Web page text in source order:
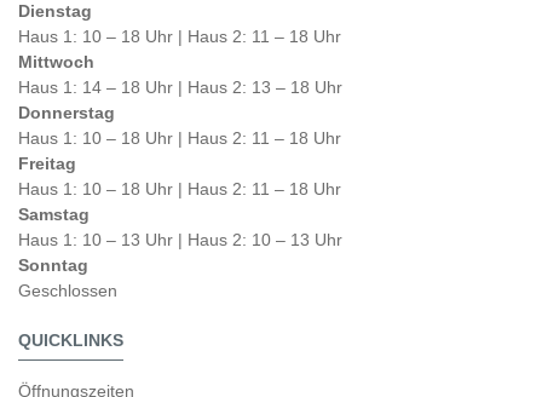
Dienstag
Haus 1: 10 – 18 Uhr | Haus 2: 11 – 18 Uhr
Mittwoch
Haus 1: 14 – 18 Uhr | Haus 2: 13 – 18 Uhr
Donnerstag
Haus 1: 10 – 18 Uhr | Haus 2: 11 – 18 Uhr
Freitag
Haus 1: 10 – 18 Uhr | Haus 2: 11 – 18 Uhr
Samstag
Haus 1: 10 – 13 Uhr | Haus 2: 10 – 13 Uhr
Sonntag
Geschlossen
QUICKLINKS
Öffnungszeiten